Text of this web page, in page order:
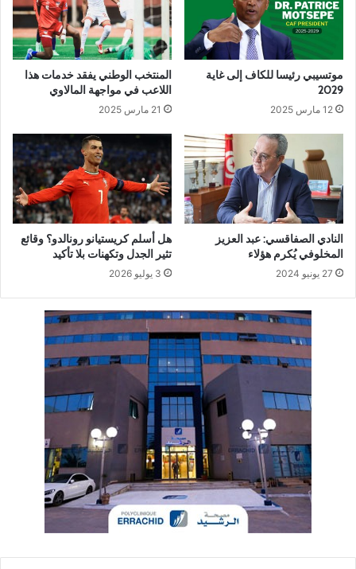
موتسيبي رئيسا للكاف إلى غاية
2029
12 مارس 2025
المنتخب الوطني يفقد خدمات هذا
اللاعب في مواجهة المالاوي
21 مارس 2025
النادي الصفاقسي: عبد العزيز
المخلوفي يُكرم هؤلاء
27 يونيو 2024
هل أسلم كريستيانو رونالدو؟ وقائع
تثير الجدل وتكهنات بلا تأكيد
3 يوليو 2026